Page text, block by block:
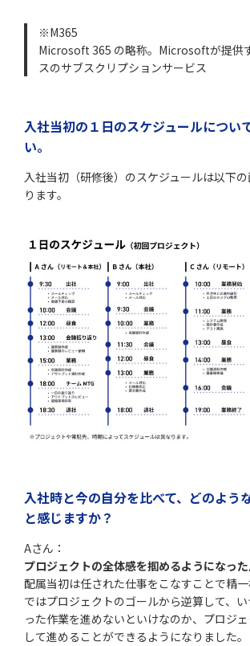
※M365
Microsoft 365 の略称。Microsoftが提供
スのサブスクリプションサービス
入社当初の１日のスケジュールについ
い。
入社当初（研修後）のスケジュールは以下
ります。
入社時と今の自分を比べて、どのよう
と感じますか？
Aさん：
プロジェクトの全体感を掴めるようになっ
配属当初は任された仕事をこなすことで精
ではプロジェクトのゴールから逆算して、
った作業を進めないといけなのか、プロジ
して進めることができるようになりました。